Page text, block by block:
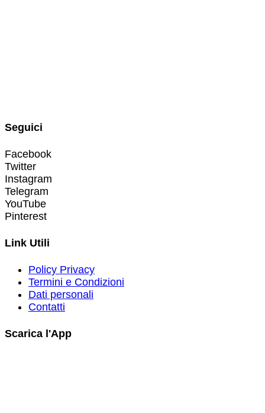
Seguici
Facebook
Twitter
Instagram
Telegram
YouTube
Pinterest
Link Utili
Policy Privacy
Termini e Condizioni
Dati personali
Contatti
Scarica l'App